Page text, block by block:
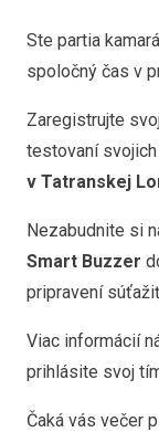
Ste partia
spoločný čas v
Zaregistrujte
testovaní
v Tatranskej
Nezabudnite si
Smart Buzzer
pripravení
Viac informácií
prihlásite svoj
Čaká vás večer